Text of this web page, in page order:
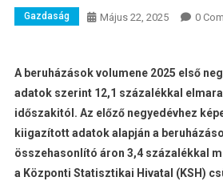
Gazdaság Május 22, 2025 0
A beruházások volumene 2025 első
adatok szerint 12,1 százalékkal
időszakitól. Az előző negyedévhez
kiigazított adatok alapján a
összehasonlító áron 3,4 százalékkal
a Központi Statisztikai Hivatal (KSH)